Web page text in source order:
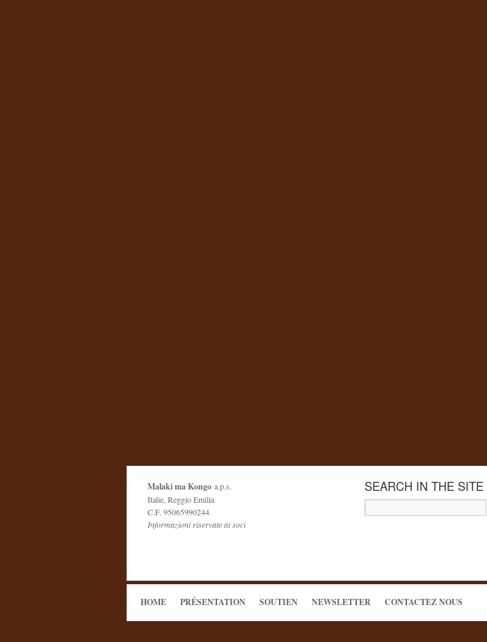
Malaki ma Kongo a.p.s.
Italie, Reggio Emilia
C.F. 95065990244
Informazioni riservate ai soci
SEARCH IN THE SITE
HOME PRÉSENTATION SOUTIEN NEWSLETTER CONTACTEZ NOUS